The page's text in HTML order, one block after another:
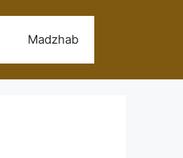
Madzhab